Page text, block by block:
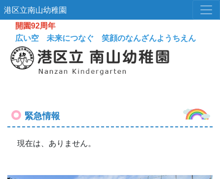
港区立南山幼稚園
開園92周年
広い空 未来につなぐ 笑顔のなんざんようちえん
緊急情報
現在は、ありません。